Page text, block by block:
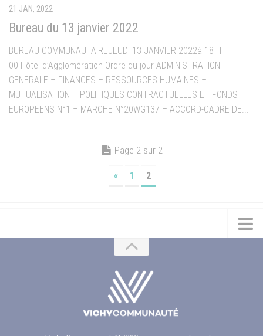
21 JAN, 2022
Bureau du 13 janvier 2022
BUREAU COMMUNAUTAIREJEUDI 13 JANVIER 2022à 18 H
00 Hôtel d’Agglomération Ordre du jour ADMINISTRATION
GENERALE – FINANCES – RESSOURCES HUMAINES –
MUTUALISATION – POLITIQUES CONTRACTUELLES ET FONDS
EUROPEENS N°1 – MARCHE N°20WG137 – ACCORD-CADRE DE...
Page 2 sur 2
« 1 2